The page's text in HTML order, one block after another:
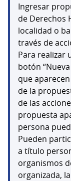
Ingresar
de Derechos
localidad o
través de
Para realizar
botón
que
de la
de las
propuesta
persona
Pueden
a título
organismos
organizada,